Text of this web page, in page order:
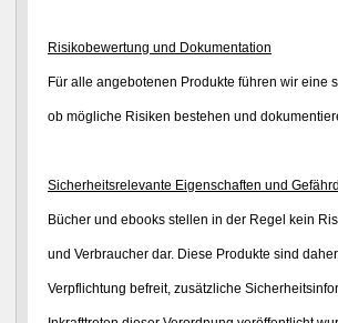
Risikobewertung und Dokumentation
Für alle angebotenen Produkte führen wir eine
ob mögliche Risiken bestehen und
Sicherheitsrelevante Eigenschaften und
Bücher und ebooks stellen in der Regel kein
und Verbraucher dar. Diese Produkte sind
Verpflichtung befreit, zusätzliche